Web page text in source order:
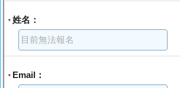
* 姓名：
* Email：